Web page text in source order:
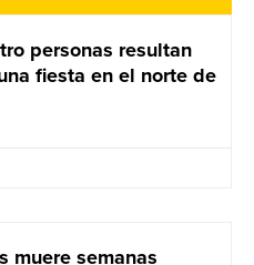
personas resultan
fiesta en el norte de
muere semanas